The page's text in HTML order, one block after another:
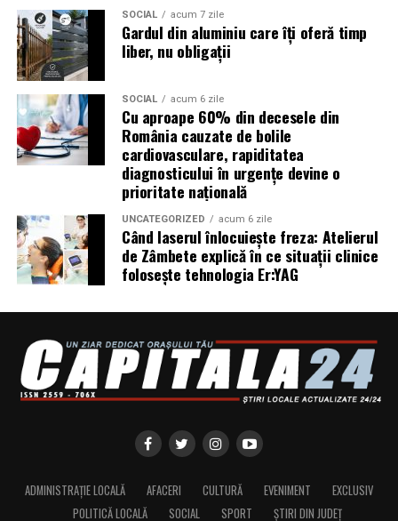
Pentru a răspunde riscurilor tot mai complexe,
cyber_Folks a lansat la finalul lunii iunie robo_Folks,
primul asistent AI integrat într-un panou de hosting
din România. Acesta poate efectua, la cererea
utilizatorului, un audit al securității site-ului, care
include verificarea certificatelor SSL, a configurărilor
DNS și a sistemelor SPF, DKIM și DMARC utilizate
pentru protecția e-mailului împotriva uzurpării
Ce pot face companiile în această perioadă
Potrivit specialiștilor cyber_Folks, companiile ar trebui
Verifice domeniul literă cu literă înaintea oricărei
plăți sau autentificări. Diferența dintre site-ul real și
o clonă poate fi un singur caracter sau o extensie
neobișnuită.
Nu scaneze coduri QR primite prin e-mail, chat sau
din surse neverificate. Verifică adresa afișată de
parole sau informații de plată.
SOCIAL acum 7 zile
Gardul din aluminiu care îți oferă timp
liber, nu obligații
SOCIAL acum 6 zile
Cu aproape 60% din decesele din
România cauzate de bolile
cardiovasculare, rapiditatea
diagnosticului în urgențe devine o
prioritate națională
UNCATEGORIZED acum 6 zile
Când laserul înlocuiește freza: Atelierul
de Zâmbete explică în ce situații clinice
folosește tehnologia Er:YAG
ADMINISTRAȚIE LOCALĂ AFACERI CULTURĂ EVENIMENT
EXCLUSIV
POLITICĂ LOCALĂ
SOCIAL SPORT ȘTIRI DIN JUDEȚ